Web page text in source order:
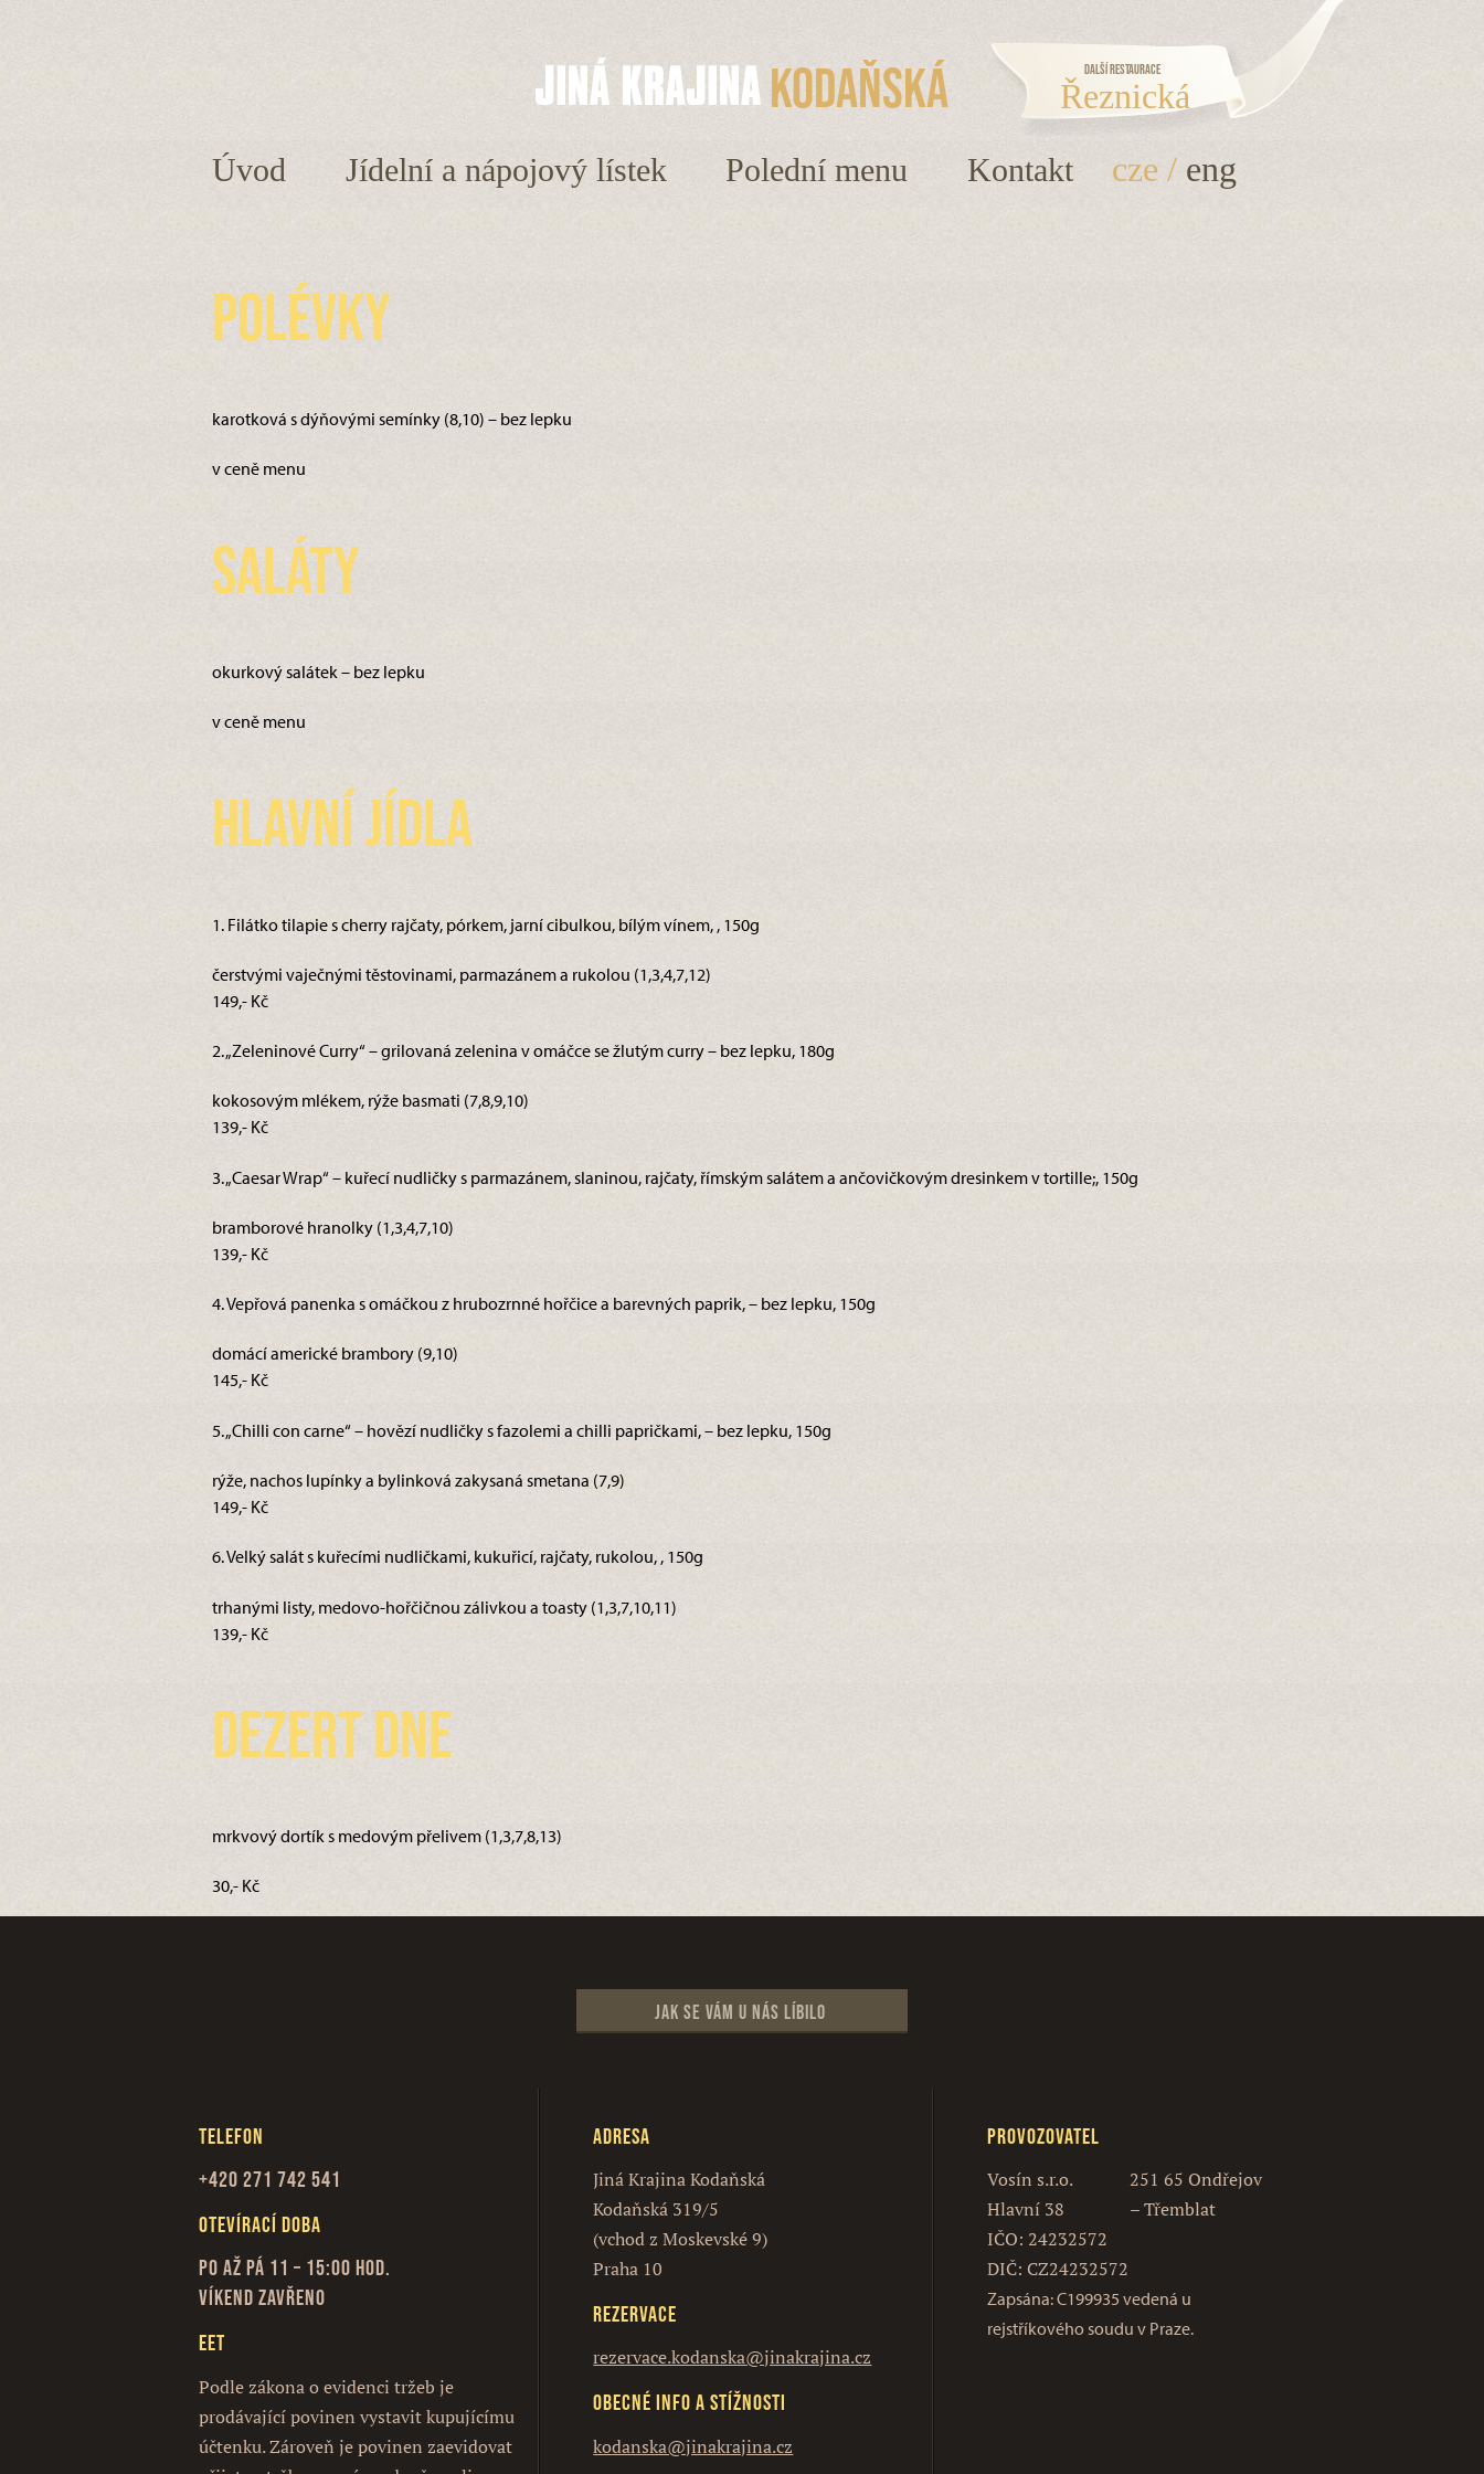
Kodaňská Další restaurace
Řeznická
Úvod Jídelní a nápojový lístek Polední menu Kontakt cze / eng
Polévky
karotková s dýňovými semínky (8,10) – bez lepku
v ceně menu
Saláty
okurkový salátek – bez lepku
v ceně menu
Hlavní jídla
1. Filátko tilapie s cherry rajčaty, pórkem, jarní cibulkou, bílým vínem, , 150g
čerstvými vaječnými těstovinami, parmazánem a rukolou (1,3,4,7,12)
149,- Kč
2. „Zeleninové Curry“ – grilovaná zelenina v omáčce se žlutým curry – bez lepku, 180g
kokosovým mlékem, rýže basmati (7,8,9,10)
139,- Kč
3. „Caesar Wrap“ – kuřecí nudličky s parmazánem, slaninou, rajčaty, římským salátem a ančovičkovým dresinkem v tortille;, 150g
bramborové hranolky (1,3,4,7,10)
139,- Kč
4. Vepřová panenka s omáčkou z hrubozrnné hořčice a barevných paprik, – bez lepku, 150g
domácí americké brambory (9,10)
145,- Kč
5. „Chilli con carne“ – hovězí nudličky s fazolemi a chilli papričkami, – bez lepku, 150g
rýže, nachos lupínky a bylinková zakysaná smetana (7,9)
149,- Kč
6. Velký salát s kuřecími nudličkami, kukuřicí, rajčaty, rukolou, , 150g
trhanými listy, medovo-hořčičnou zálivkou a toasty (1,3,7,10,11)
139,- Kč
Dezert dne
mrkvový dortík s medovým přelivem (1,3,7,8,13)
30,- Kč
Jak se vám u nás líbilo
Telefon
+420 271 742 541
Otevírací doba
Po až Pá 11 – 15:00 hod.
Víkend zavřeno
EET
Podle zákona o evidenci tržeb je
prodávající povinen vystavit kupujícímu
účtenku. Zároveň je povinen zaevidovat
Adresa
Jiná Krajina Kodaňská
Kodaňská 319/5
(vchod z Moskevské 9)
Praha 10
Rezervace
rezervace.kodanska@jinakrajina.cz
Obecné info a stížnosti
kodanska@jinakrajina.cz
Provozovatel
Vosín s.r.o.
Hlavní 38
251 65 Ondřejov
– Třemblat
IČO: 24232572
DIČ: CZ24232572
Zapsána: C199935 vedená u
rejstříkového soudu v Praze.